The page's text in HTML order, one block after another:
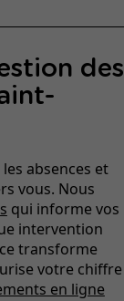
des
absences et
vous. Nous
qui informe vos
intervention
transforme
votre chiffre
en ligne